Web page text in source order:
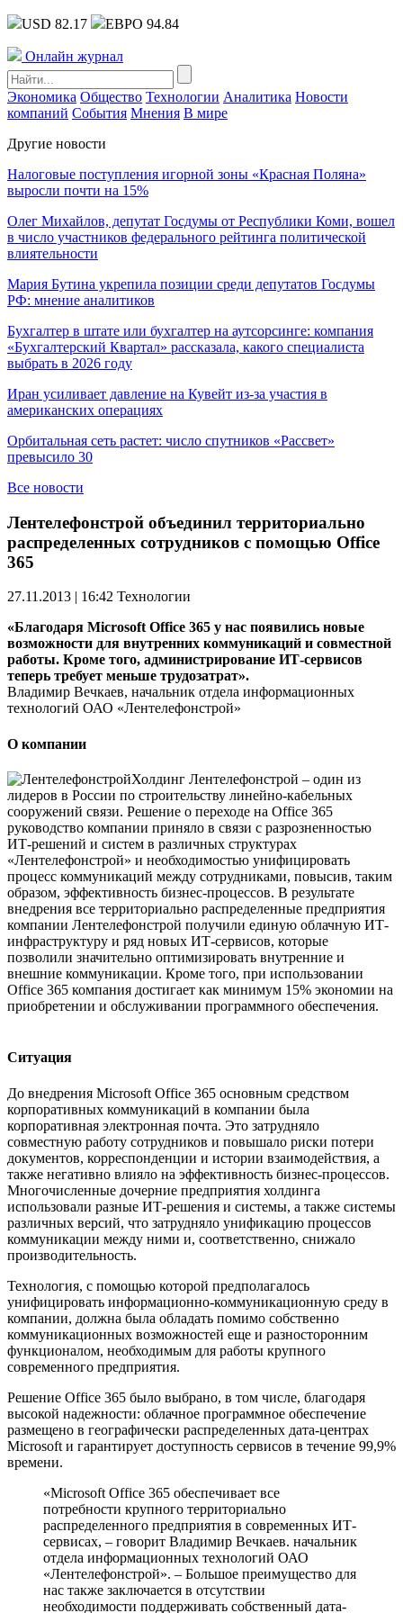
USD 82.17 ЕВРО 94.84
Онлайн журнал
Экономика Общество Технологии Аналитика Новости
компаний События Мнения В мире
Другие новости
Налоговые поступления игорной зоны «Красная Поляна»
выросли почти на 15%
Олег Михайлов, депутат Госдумы от Республики Коми, вошел
в число участников федерального рейтинга политической
влиятельности
Мария Бутина укрепила позиции среди депутатов Госдумы
РФ: мнение аналитиков
Бухгалтер в штате или бухгалтер на аутсорсинге: компания
«Бухгалтерский Квартал» рассказала, какого специалиста
выбрать в 2026 году
Иран усиливает давление на Кувейт из-за участия в
американских операциях
Орбитальная сеть растет: число спутников «Рассвет»
превысило 30
Все новости
Лентелефонстрой объединил территориально
распределенных сотрудников с помощью Office
365
27.11.2013 | 16:42 Технологии
«Благодаря Microsoft Office 365 у нас появились новые
возможности для внутренних коммуникаций и совместной
работы. Кроме того, администрирование ИТ-сервисов
теперь требует меньше трудозатрат».
Владимир Вечкаев, начальник отдела информационных
технологий ОАО «Лентелефонстрой»
О компании
Холдинг Лентелефонстрой – один из
лидеров в России по строительству линейно-кабельных
сооружений связи. Решение о переходе на Office 365
руководство компании приняло в связи с разрозненностью
ИТ-решений и систем в различных структурах
«Лентелефонстрой» и необходимостью унифицировать
процесс коммуникаций между сотрудниками, повысив, таким
образом, эффективность бизнес-процессов. В результате
внедрения все территориально распределенные предприятия
компании Лентелефонстрой получили единую облачную ИТ-
инфраструктуру и ряд новых ИТ-сервисов, которые
позволили значительно оптимизировать внутренние и
внешние коммуникации. Кроме того, при использовании
Office 365 компания достигает как минимум 15% экономии на
приобретении и обслуживании программного обеспечения.
Ситуация
До внедрения Microsoft Office 365 основным средством
корпоративных коммуникаций в компании была
корпоративная электронная почта. Это затрудняло
совместную работу сотрудников и повышало риски потери
документов, корреспонденции и истории взаимодействия, а
также негативно влияло на эффективность бизнес-процессов.
Многочисленные дочерние предприятия холдинга
использовали разные ИТ-решения и системы, а также системы
различных версий, что затрудняло унификацию процессов
коммуникации между ними и, соответственно, снижало
производительность.
Технология, с помощью которой предполагалось
унифицировать информационно-коммуникационную среду в
компании, должна была обладать помимо собственно
коммуникационных возможностей еще и разносторонним
функционалом, необходимым для работы крупного
современного предприятия.
Решение Office 365 было выбрано, в том числе, благодаря
высокой надежности: облачное программное обеспечение
размещено в географически распределенных дата-центрах
Microsoft и гарантирует доступность сервисов в течение 99,9%
времени.
«Microsoft Office 365 обеспечивает все
потребности крупного территориально
распределенного предприятия в современных ИТ-
сервисах, – говорит Владимир Вечкаев. начальник
отдела информационных технологий ОАО
«Лентелефонстрой». – Большое преимущество для
нас также заключается в отсутствии
необходимости поддерживать собственный дата-